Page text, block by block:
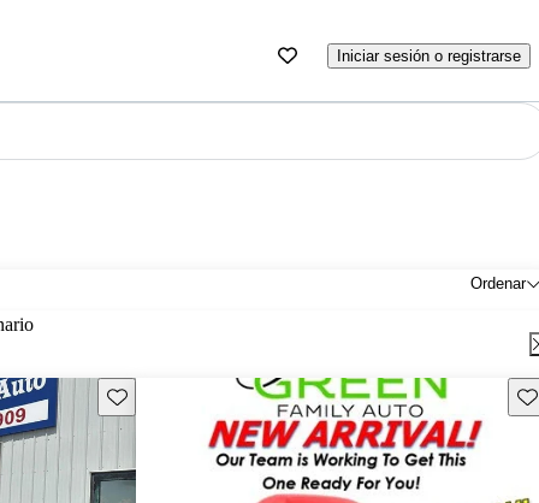
Iniciar sesión o registrarse
Ordenar
Guarda este Aviso